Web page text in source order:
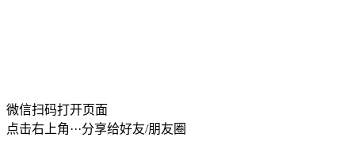
微信扫码打开页面
点击右上角···分享给好友/朋友圈